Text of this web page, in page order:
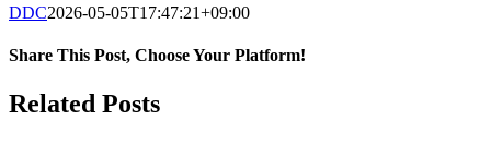
DDC2026-05-05T17:47:21+09:00
Share This Post, Choose Your Platform!
Facebook
Twitter
LinkedIn
Tumblr
Pinterest
Related Posts